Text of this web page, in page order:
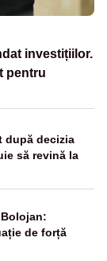
investițiilor.
pentru
după decizia
să revină la
de forță